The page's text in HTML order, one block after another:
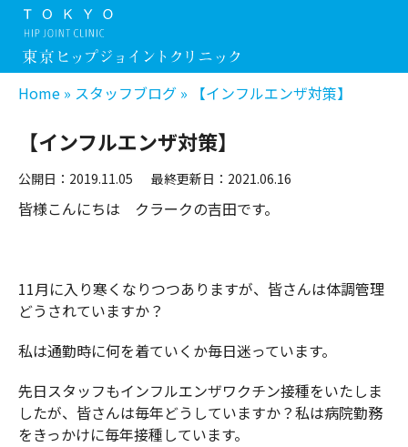
Home » スタッフブログ » 【インフルエンザ対策】
【インフルエンザ対策】
公開日：2019.11.05 最終更新日：2021.06.16
皆様こんにちは クラークの吉田です。
11月に入り寒くなりつつありますが、皆さんは体調管理
どうされていますか？
私は通勤時に何を着ていくか毎日迷っています。
先日スタッフもインフルエンザワクチン接種をいたしま
したが、皆さんは毎年どうしていますか？私は病院勤務
をきっかけに毎年接種しています。